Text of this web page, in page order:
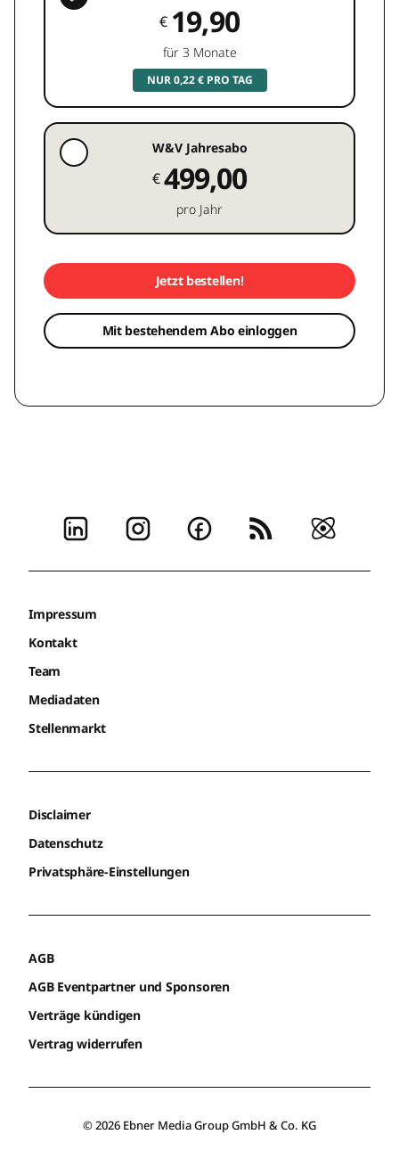
€ 19,90
für 3 Monate
NUR 0,22 € PRO TAG
W&V Jahresabo
€499,00
pro Jahr
Jetzt bestellen!
Mit bestehendem Abo einloggen
Impressum
Kontakt
Team
Mediadaten
Stellenmarkt
Disclaimer
Datenschutz
Privatsphäre-Einstellungen
AGB
AGB Eventpartner und Sponsoren
Verträge kündigen
Vertrag widerrufen
© 2026 Ebner Media Group GmbH & Co. KG